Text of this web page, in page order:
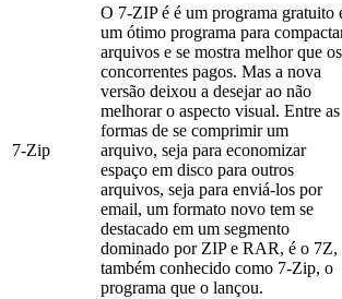
7-Zip
O 7-ZIP é é um programa gratuito
um ótimo programa para
arquivos e se mostra melhor que os
concorrentes pagos. Mas a nova
versão deixou a desejar ao não
melhorar o aspecto visual. Entre as
formas de se comprimir um
arquivo, seja para economizar
espaço em disco para outros
arquivos, seja para enviá-los por
email, um formato novo tem se
destacado em um segmento
dominado por ZIP e RAR, é o 7Z,
também conhecido como 7-Zip, o
programa que o lançou.